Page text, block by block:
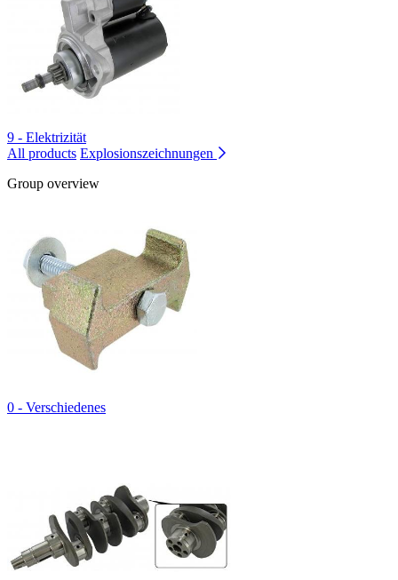
9 - Elektrizität
All products Explosionszeichnungen
Group overview
0 - Verschiedenes